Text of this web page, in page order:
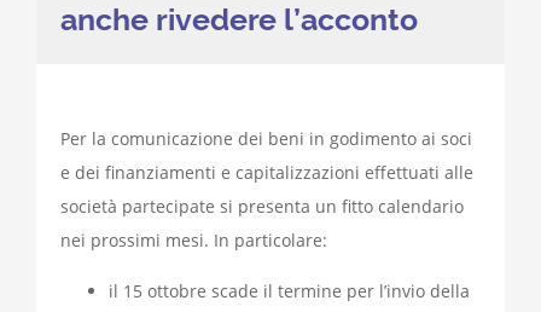
anche rivedere l’acconto
Per la comunicazione dei beni in godimento ai soci
e dei finanziamenti e capitalizzazioni effettuati alle
società partecipate si presenta un fitto calendario
nei prossimi mesi. In particolare:
il 15 ottobre scade il termine per l’invio della